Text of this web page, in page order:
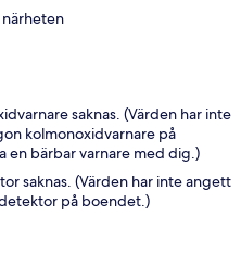
saknas. (Värden har inte
kolmonoxidvarnare på
en bärbar varnare med dig.)
saknas. (Värden har inte angett
på boendet.)